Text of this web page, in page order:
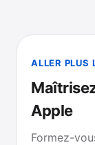
ALLER PLUS
Apple
Formez-